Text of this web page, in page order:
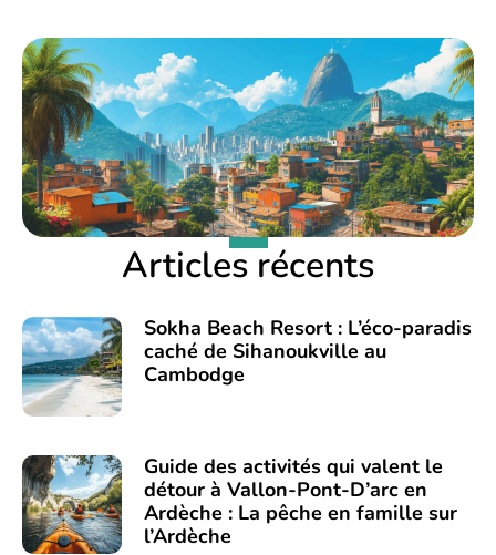
Articles récents
Sokha Beach Resort : L’éco-paradis
caché de Sihanoukville au
Cambodge
Guide des activités qui valent le
détour à Vallon-Pont-D’arc en
Ardèche : La pêche en famille sur
l’Ardèche